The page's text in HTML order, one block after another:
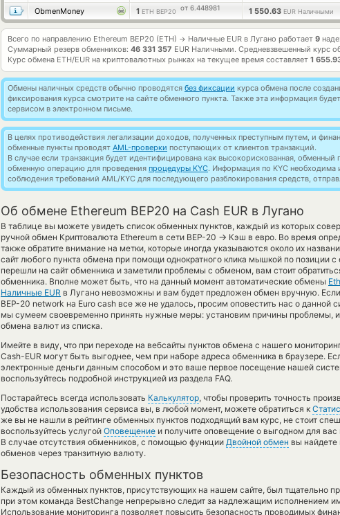
ObmenMoney
1 ETH BEP20 от 6.448981 1 550.63 EUR Наличными
Всего по направлению Ethereum BEP20 (ETH) → Наличные EUR в Лугано работает 9
Суммарный резерв обменников: 46 331 357 EUR Наличными. Средневзвешенный курс
Курс обмена ETH/EUR на криптовалютных рынках на текущее время составляет 1
Обмены наличных средств обычно проводятся без фиксации курса обмена после
фиксирования курса смотрите на сайте обменного пункта. Также эта информация
сервисом в электронном письме.
В целях противодействия легализации доходов, полученных преступным путем, и
обменные пункты проводят AML-проверки поступающих от клиентов транзакций.
В случае если транзакция будет идентифицирована как высокорискованная,
обменную операцию для проведения процедуры KYC. Информация по KYC необходима
соблюдения требований AML/KYC для последующего разблокирования средств,
Об обмене Ethereum BEP20 на Cash EUR в Лугано
В таблице вы можете увидеть список обменных пунктов, каждый из которых
ручной обмен Криптовалюта Ethereum в сети BEP-20 → Кэш в евро. Во время
также обратите внимание на метки, которые иногда указываются около их
сайт любого пункта обмена при помощи однократного клика мышкой по позиции с
перешли на сайт обменника и заметили проблемы с обменом, вам стоит
обменника. Вполне может быть, что на данный момент автоматические обмены
Наличные EUR в Лугано невозможны и вам будет предложен обмен вручную.
BEP-20 network на Euro cash все же не удалось, просим оповестить нас о
мы сумеем своевременно принять нужные меры: установим причины проблемы,
обмена валют из списка.
Имейте в виду, что при переходе на вебсайты пунктов обмена с нашего
Cash-EUR могут быть выгоднее, чем при наборе адреса обменника в браузере.
электронные деньги данным способом и это ваше первое посещение нашей
воспользуйтесь подробной инструкцией из раздела FAQ.
Постарайтесь всегда использовать Калькулятор, чтобы проверить точность
удобства использования сервиса вы, в любой момент, можете обратиться к
же вы не нашли в рейтинге обменных пунктов подходящий вам курс, не стоит
воспользуйтесь услугой Оповещение и получите оповещение о выгодном для
В случае отсутствия обменников, с помощью функции Двойной обмен вы найдете
обменов через транзитную валюту.
Безопасность обменных пунктов
Каждый из обменных пунктов, присутствующих на нашем сайте, был тщательно
при этом команда BestChange непрерывно следит за надлежащим исполнением
Использование мониторинга позволяет повысить безопасность проводимых